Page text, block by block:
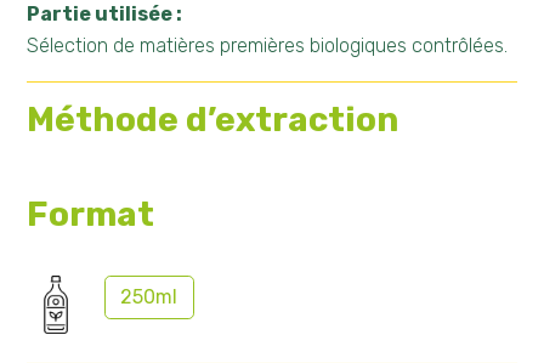
Partie utilisée :
Sélection de matières premières biologiques contrôlées.
Méthode d’extraction
Format
250ml